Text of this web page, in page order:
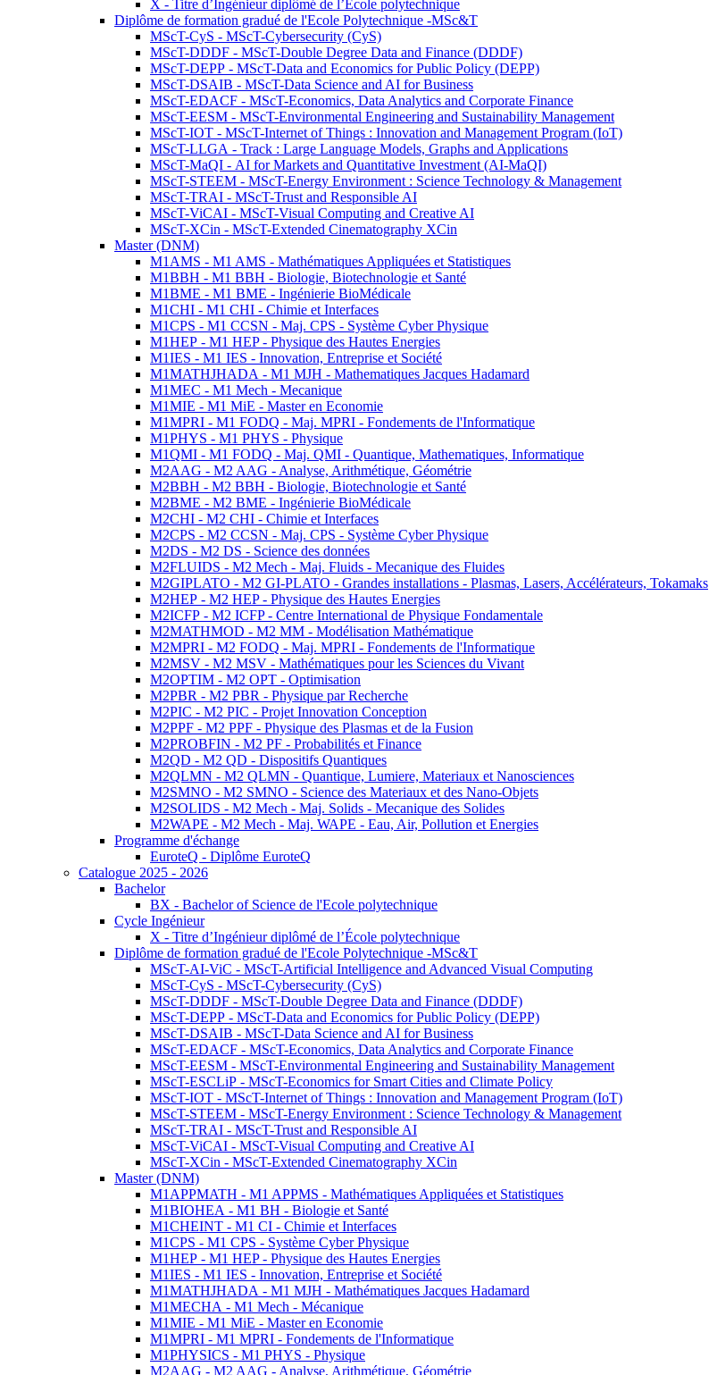
X - Titre d’Ingénieur diplômé de l’École polytechnique
Diplôme de formation gradué de l'Ecole Polytechnique -MSc&T
MScT-CyS - MScT-Cybersecurity (CyS)
MScT-DDDF - MScT-Double Degree Data and Finance (DDDF)
MScT-DEPP - MScT-Data and Economics for Public Policy (DEPP)
MScT-DSAIB - MScT-Data Science and AI for Business
MScT-EDACF - MScT-Economics, Data Analytics and Corporate Finance
MScT-EESM - MScT-Environmental Engineering and Sustainability Management
MScT-IOT - MScT-Internet of Things : Innovation and Management Program (IoT)
MScT-LLGA - Track : Large Language Models, Graphs and Applications
MScT-MaQI - AI for Markets and Quantitative Investment (AI-MaQI)
MScT-STEEM - MScT-Energy Environment : Science Technology & Management
MScT-TRAI - MScT-Trust and Responsible AI
MScT-ViCAI - MScT-Visual Computing and Creative AI
MScT-XCin - MScT-Extended Cinematography XCin
Master (DNM)
M1AMS - M1 AMS - Mathématiques Appliquées et Statistiques
M1BBH - M1 BBH - Biologie, Biotechnologie et Santé
M1BME - M1 BME - Ingénierie BioMédicale
M1CHI - M1 CHI - Chimie et Interfaces
M1CPS - M1 CCSN - Maj. CPS - Système Cyber Physique
M1HEP - M1 HEP - Physique des Hautes Energies
M1IES - M1 IES - Innovation, Entreprise et Société
M1MATHJHADA - M1 MJH - Mathematiques Jacques Hadamard
M1MEC - M1 Mech - Mecanique
M1MIE - M1 MiE - Master en Economie
M1MPRI - M1 FODQ - Maj. MPRI - Fondements de l'Informatique
M1PHYS - M1 PHYS - Physique
M1QMI - M1 FODQ - Maj. QMI - Quantique, Mathematiques, Informatique
M2AAG - M2 AAG - Analyse, Arithmétique, Géométrie
M2BBH - M2 BBH - Biologie, Biotechnologie et Santé
M2BME - M2 BME - Ingénierie BioMédicale
M2CHI - M2 CHI - Chimie et Interfaces
M2CPS - M2 CCSN - Maj. CPS - Système Cyber Physique
M2DS - M2 DS - Science des données
M2FLUIDS - M2 Mech - Maj. Fluids - Mecanique des Fluides
M2GIPLATO - M2 GI-PLATO - Grandes installations - Plasmas, Lasers, Accélérateurs, Tokamaks
M2HEP - M2 HEP - Physique des Hautes Energies
M2ICFP - M2 ICFP - Centre International de Physique Fondamentale
M2MATHMOD - M2 MM - Modélisation Mathématique
M2MPRI - M2 FODQ - Maj. MPRI - Fondements de l'Informatique
M2MSV - M2 MSV - Mathématiques pour les Sciences du Vivant
M2OPTIM - M2 OPT - Optimisation
M2PBR - M2 PBR - Physique par Recherche
M2PIC - M2 PIC - Projet Innovation Conception
M2PPF - M2 PPF - Physique des Plasmas et de la Fusion
M2PROBFIN - M2 PF - Probabilités et Finance
M2QD - M2 QD - Dispositifs Quantiques
M2QLMN - M2 QLMN - Quantique, Lumiere, Materiaux et Nanosciences
M2SMNO - M2 SMNO - Science des Materiaux et des Nano-Objets
M2SOLIDS - M2 Mech - Maj. Solids - Mecanique des Solides
M2WAPE - M2 Mech - Maj. WAPE - Eau, Air, Pollution et Energies
Programme d'échange
EuroteQ - Diplôme EuroteQ
Catalogue 2025 - 2026
Bachelor
BX - Bachelor of Science de l'Ecole polytechnique
Cycle Ingénieur
X - Titre d’Ingénieur diplômé de l’École polytechnique
Diplôme de formation gradué de l'Ecole Polytechnique -MSc&T
MScT-AI-ViC - MScT-Artificial Intelligence and Advanced Visual Computing
MScT-CyS - MScT-Cybersecurity (CyS)
MScT-DDDF - MScT-Double Degree Data and Finance (DDDF)
MScT-DEPP - MScT-Data and Economics for Public Policy (DEPP)
MScT-DSAIB - MScT-Data Science and AI for Business
MScT-EDACF - MScT-Economics, Data Analytics and Corporate Finance
MScT-EESM - MScT-Environmental Engineering and Sustainability Management
MScT-ESCLiP - MScT-Economics for Smart Cities and Climate Policy
MScT-IOT - MScT-Internet of Things : Innovation and Management Program (IoT)
MScT-STEEM - MScT-Energy Environment : Science Technology & Management
MScT-TRAI - MScT-Trust and Responsible AI
MScT-ViCAI - MScT-Visual Computing and Creative AI
MScT-XCin - MScT-Extended Cinematography XCin
Master (DNM)
M1APPMATH - M1 APPMS - Mathématiques Appliquées et Statistiques
M1BIOHEA - M1 BH - Biologie et Santé
M1CHEINT - M1 CI - Chimie et Interfaces
M1CPS - M1 CPS - Système Cyber Physique
M1HEP - M1 HEP - Physique des Hautes Energies
M1IES - M1 IES - Innovation, Entreprise et Société
M1MATHJHADA - M1 MJH - Mathématiques Jacques Hadamard
M1MECHA - M1 Mech - Mécanique
M1MIE - M1 MiE - Master en Economie
M1MPRI - M1 MPRI - Fondements de l'Informatique
M1PHYSICS - M1 PHYS - Physique
M2AAG - M2 AAG - Analyse, Arithmétique, Géométrie